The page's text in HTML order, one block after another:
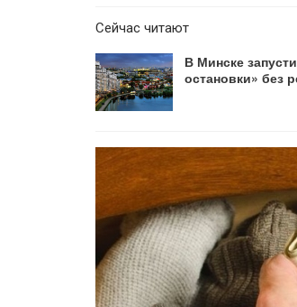
Сейчас читают
В Минске
остановки» без